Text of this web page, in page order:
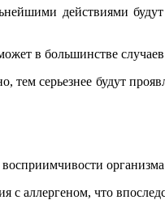
действиями
в большинстве
серьезнее будут
что